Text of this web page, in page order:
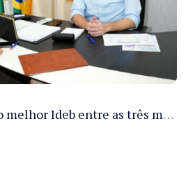
Manaus alcança o melhor Ideb entre as três maiores redes municipais do país em 2025 com avanço na aprendizagem